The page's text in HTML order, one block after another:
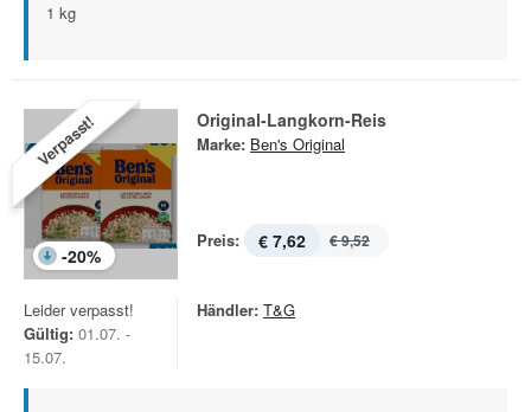
1 kg
Verpasst!
-20%
Original-Langkorn-Reis
Marke: Ben's Original
Preis: € 7,62 € 9,52
Leider verpasst!
Gültig: 01.07. -
15.07.
Händler: T&G